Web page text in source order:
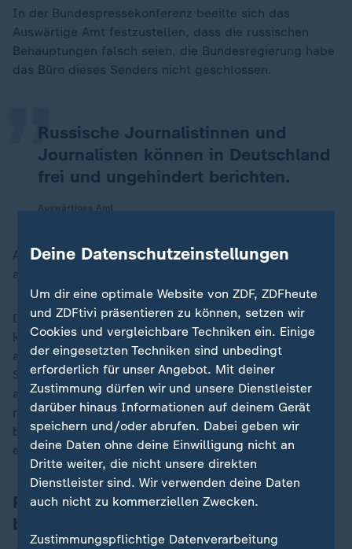
In der Bundespressekonferenz beeilte sich das
Auswärtige Amt festzustellen, dass die russischen
Behauptungen falsch seien, die Bundesregierung habe
das Büro dieses Senders nicht geschlossen.
Russische Journalistinnen und
Journalisten können in Deutschland
frei und ungehindert berichten.
„
Also alles eine von russischen Staatsmedien
aufgeblasene Posse? Mitnichten.
Der Sprecher des Auswärtigen Amtes fügte hinzu: "Ich
kann nur mutmaßen, dass das zusammenhängt mit
aufenthaltsrechtlichen Fragen." Regierungssprecher
Steffen Hebestreit ergänzte: "Wenn man
aufenthaltsrechtliche Vorgaben nicht erfüllt, dann
nützt es auch nichts, sich als Journalist beruflich zu
betätigen, sondern man muss schon die Auflagen
erfüllen."
Russischer Sender mit EU-Sanktionen
belegt
Deine Datenschutzeinstellungen
Um dir eine optimale Website von ZDF, ZDFheute
und ZDFtivi präsentieren zu können, setzen wir
Cookies und vergleichbare Techniken ein. Einige
der eingesetzten Techniken sind unbedingt
erforderlich für unser Angebot. Mit deiner
Zustimmung dürfen wir und unsere Dienstleister
darüber hinaus Informationen auf deinem Gerät
speichern und/oder abrufen. Dabei geben wir
deine Daten ohne deine Einwilligung nicht an
Dritte weiter, die nicht unsere direkten
Dienstleister sind. Wir verwenden deine Daten
auch nicht zu kommerziellen Zwecken.
Zustimmungspflichtige Datenverarbeitung